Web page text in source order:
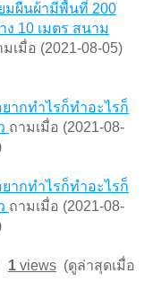
มผืนผ้ามีพื้นที่ 200
10 เมตร สนาม
มเมื่อ (2021-08-05)
ากทำไรก็ทำอะไรก็
ถามเมื่อ (2021-08-
ากทำไรก็ทำอะไรก็
ถามเมื่อ (2021-08-
1views(ดูล่าสุดเมื่อ